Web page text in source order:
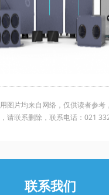
图片均来自网络，仅供读者参考
请联系删除，联系电话：021
联系我们